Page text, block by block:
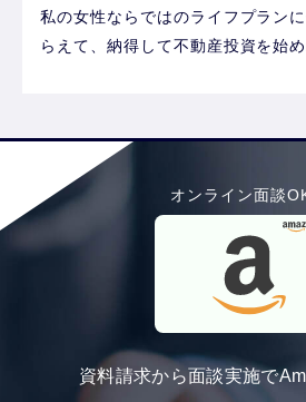
私の女性ならではのライフプラン
らえて、納得して不動産投資を始め
オンライン面談
資料請求から面談実施で